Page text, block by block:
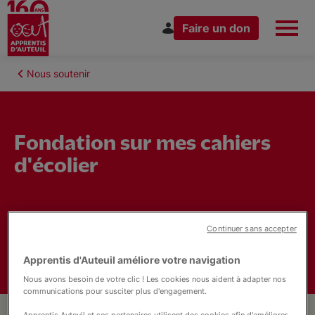
principal
Nous connaître
Nous rejoindre
Faire un don
Fil Nous soutenir
Fondation sur mes cahiers
d'écolier
Apprentis d'Auteuil améliore votre navigation
Nous avons besoin de votre clic ! Les cookies nous aident à adapter nos
communications pour susciter plus d'engagement.
Continuer sans accepter